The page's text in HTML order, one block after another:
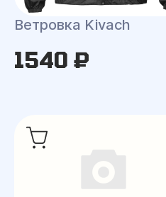
Ветровка Kivach
1540 ₽